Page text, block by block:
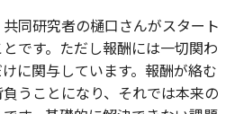
同研究者の樋口さんがスタート
です。ただし報酬には一切関わ
に関与しています。報酬が絡む
うことになり、それでは本来の